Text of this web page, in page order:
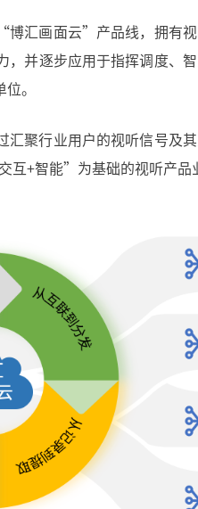
汇画面云”产品线，拥有
并逐步应用于指挥调度、
位。
聚行业用户的视听信号及其
互+智能”为基础的视听产品